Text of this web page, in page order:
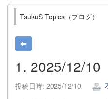
TsukuS Topics（ブログ）
1. 2025/12/
投稿日時: 2025/12/10